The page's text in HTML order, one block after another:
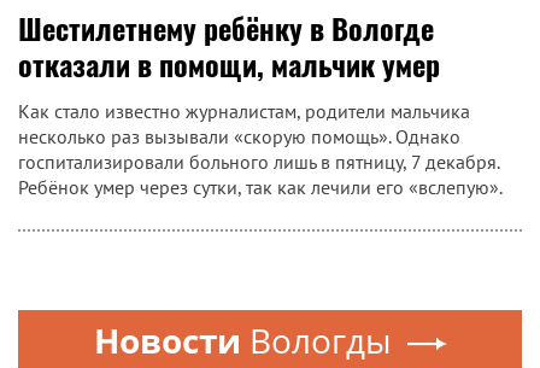
Шестилетнему ребёнку в Вологде
отказали в помощи, мальчик умер
Как стало известно журналистам, родители мальчика
несколько раз вызывали «скорую помощь». Однако
госпитализировали больного лишь в пятницу, 7 декабря.
Ребёнок умер через сутки, так как лечили его «вслепую».
Новости Вологды